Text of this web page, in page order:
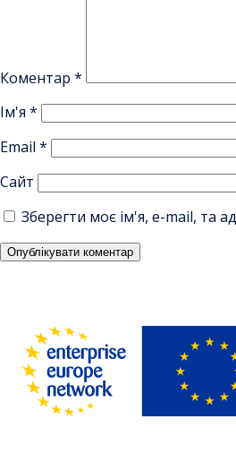
Коментар *
Ім'я *
Email *
Сайт
Зберегти моє ім'я, e-mail, та